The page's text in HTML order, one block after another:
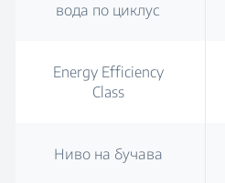
вода по циклус
Energy Efficiency
Class
Ниво на бучава